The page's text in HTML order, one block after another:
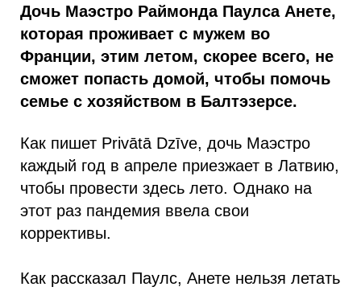
Дочь Маэстро Раймонда Паулса Анете,
которая проживает с мужем во
Франции, этим летом, скорее всего, не
сможет попасть домой, чтобы помочь
семье с хозяйством в Балтэзерсе.
Как пишет Privātā Dzīve, дочь Маэстро
каждый год в апреле приезжает в Латвию,
чтобы провести здесь лето. Однако на
этот раз пандемия ввела свои
коррективы.
Как рассказал Паулс, Анете нельзя летать